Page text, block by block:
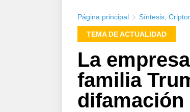
Página principal Síntesis
TEMA DE ACTUALIDAD
La
familia
difamación